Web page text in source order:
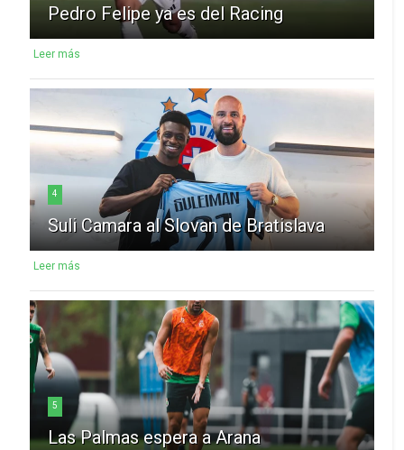
Pedro Felipe ya es del Racing
Leer más
4
Suli Camara al Slovan de Bratislava
Leer más
5
Las Palmas espera a Arana